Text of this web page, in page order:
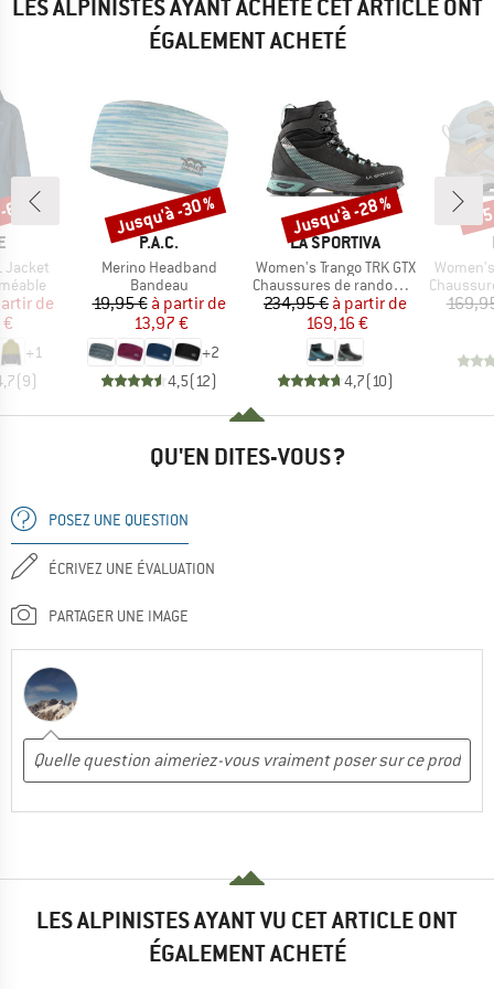
LES ALPINISTES AYANT ACHETÉ CET ARTICLE ONT
ÉGALEMENT ACHETÉ
Jacket
réduit
de
+1
(9)
%
MARQUE
P.A.C.
Article
Merino Headband
Product group
Bandeau
Prix
19,95 € Prix réduit
à partir de
13,97 €
+2
4,5(12)
Remise
Jusqu'à -30 %
MARQUE
LA SPORTIVA
Article
Women's Trango TRK GTX
Product group
Chaussures de randonnée
Prix
234,95 € Prix réduit
à partir de
169,16 €
4,7(10)
Remise
Jusqu'à -28 %
Article
Product
-
QU'EN DITES-VOUS ?
POSEZ UNE QUESTION
ÉCRIVEZ UNE ÉVALUATION
PARTAGER UNE IMAGE
LES ALPINISTES AYANT VU CET ARTICLE ONT
ÉGALEMENT ACHETÉ